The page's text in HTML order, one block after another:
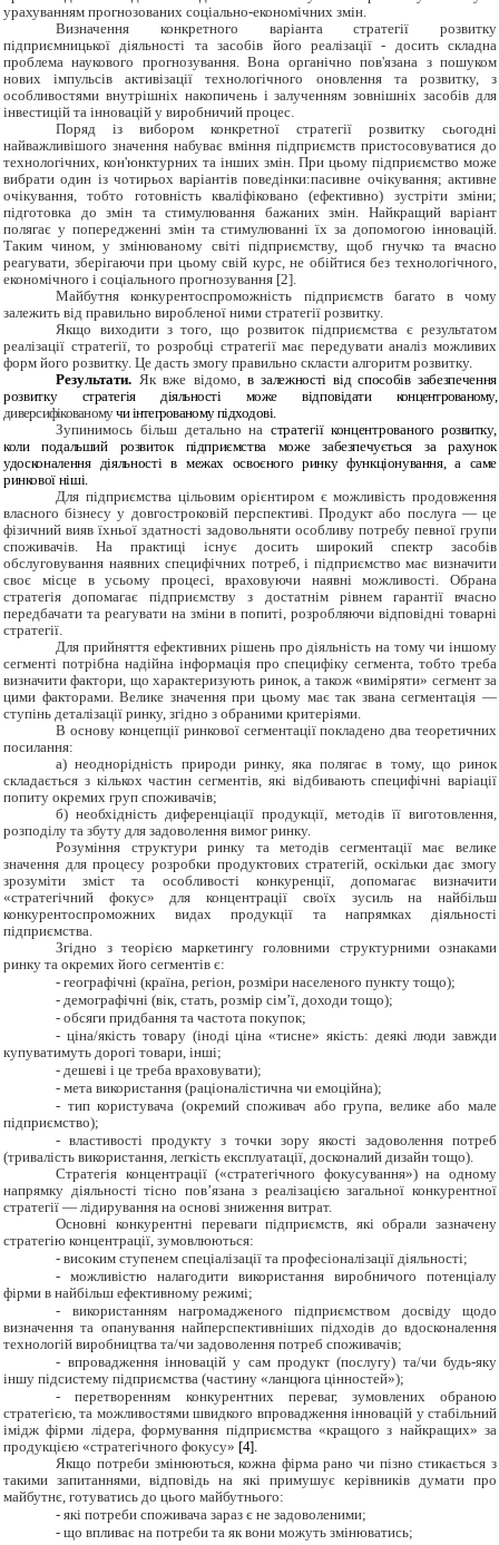
урахуванням прогнозованих соціально-економічних змін.
Визначення конкретного варіанта стратегії розвитку
підприємницької діяльності та засобів його реалізації - досить складна
проблема наукового прогнозування. Вона органічно пов'язана з пошуком
нових імпульсів активізації технологічного оновлення та розвитку, з
особливостями внутрішніх накопичень і залученням зовнішніх засобів для
інвестицій та інновацій у виробничий процес.
Поряд із вибором конкретної стратегії розвитку сьогодні
найважливішого значення набуває вміння підприємств пристосовуватися до
технологічних, кон'юнктурних та інших змін. При цьому підприємство може
вибрати один із чотирьох варіантів поведінки:пасивне очікування; активне
очікування, тобто готовність кваліфіковано (ефективно) зустріти зміни;
підготовка до змін та стимулювання бажаних змін. Найкращий варіант
полягає у попередженні змін та стимулюванні їх за допомогою інновацій.
Таким чином, у змінюваному світі підприємству, щоб гнучко та вчасно
реагувати, зберігаючи при цьому свій курс, не обійтися без технологічного,
економічного і соціального прогнозування [2].
Майбутня конкурентоспроможність підприємств багато в чому
залежить від правильно виробленої ними стратегії розвитку.
Якщо виходити з того, що розвиток підприємства є результатом
реалізації стратегії, то розробці стратегії має передувати аналіз можливих
форм його розвитку. Це дасть змогу правильно скласти алгоритм розвитку.
Результати. Як вже відомо,в залежності від способів забезпечення
розвитку
стратегія діяльності може відповідати концентрованому,
диверсифікованомучи інтегрованомупідходові.
Зупинимось більш детально на стратегіїконцентрованогорозвитку,
коли
подальший розвиток підприємства може забезпечуєтьсяза рахунок
удосконалення діяльності в межах освоєного ринку функціонування, а саме
ринковоїніші.
Для підприємства цільовим орієнтиром є можливість продовження
власного бізнесу у довгостроковій перспективі. Продукт або послуга — це
фізичний вияв їхньої здатності задовольняти особливу потребу певної групи
споживачів. На практиці існує досить широкий спектр засобів
обслуговування наявних специфічних потреб, і підприємство має визначити
своє місце в усьому процесі, враховуючи наявні можливості. Обрана
стратегія допомагає підприємству з достатнім рівнем гарантії вчасно
передбачати та реагувати на зміни в попиті, розробляючи відповідні товарні
стратегії.
Для прийняття ефективних рішень про діяльність на тому чи іншому
сегменті потрібна надійна інформація про специфіку сегмента, тобто треба
визначити фактори, що характеризують ринок, а також «виміряти» сегмент за
цими факторами. Велике значення при цьому має так звана сегментація —
ступінь деталізації ринку, згідно з обраними критеріями.
В основу концепції ринкової сегментації покладено два теоретичних
посилання:
а) неоднорідність природи ринку, яка полягає в тому, що ринок
складається з кількох частин сегментів, які відбивають специфічні варіації
попиту окремих груп споживачів;
б) необхідність диференціації продукції, методів її виготовлення,
розподілу та збуту для задоволення вимог ринку.
Розуміння структури ринку та методів сегментації має велике
значення для процесу розробки продуктових стратегій, оскільки дає змогу
зрозуміти зміст та особливості конкуренції, допомагає визначити
«стратегічний фокус» для концентрації своїх зусиль на найбільш
конкурентоспроможних видах продукції та напрямках діяльності
підприємства.
Згідно з теорією маркетингу головними структурними ознаками
ринку та окремих його сегментів є:
- географічні (країна, регіон, розміри населеного пункту тощо);
- демографічні (вік, стать, розмір сім’ї, доходи тощо);
- обсяги придбання та частота покупок;
- ціна/якість товару (іноді ціна «тисне» якість: деякі люди завжди
купуватимуть дорогі товари, інші;
- дешеві і це треба враховувати);
- мета використання (раціоналістична чи емоційна);
- тип користувача (окремий споживач або група, велике або мале
підприємство);
- властивості продукту з точки зору якості задоволення потреб
(тривалість використання, легкість експлуатації, досконалий дизайн тощо).
Стратегія концентрації («стратегічного фокусування») на одному
напрямку діяльності тісно пов’язана з реалізацією загальної конкурентної
стратегії — лідирування на основі зниження витрат.
Основні конкурентні переваги підприємств, які обрали зазначену
стратегію концентрації, зумовлюються:
- високим ступенем спеціалізації та професіоналізації діяльності;
-
можливістю налагодити використання виробничого потенціалу
фірми в найбільш ефективному режимі;
-
використанням нагромадженого підприємством досвіду щодо
визначення та опанування найперспективніших підходів до вдосконалення
технологій виробництва та/чи задоволення потреб споживачів;
- впровадження інновацій у сам продукт (послугу) та/чи будь-яку
іншу підсистему підприємства (частину «ланцюга цінностей»);
-
перетворенням конкурентних переваг, зумовлених обраною
стратегією, та можливостями швидкого впровадження інновацій у стабільний
імідж фірми лідера, формування підприємства «кращого з найкращих» за
продукцією «стратегічного фокусу» [4].
Якщо потреби змінюються, кожна фірма рано чи пізно стикається з
такими запитаннями, відповідь на які примушує керівників думати про
майбутнє, готуватись до цього майбутнього:
- які потреби споживача зараз є не задоволеними;
- що впливає на потреби та як вони можуть змінюватись;